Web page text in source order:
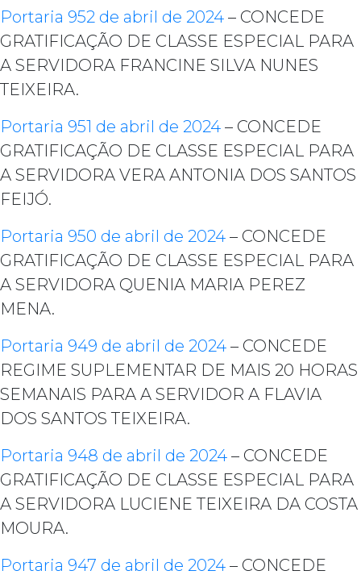
Portaria 952 de abril de 2024 – CONCEDE
GRATIFICAÇÃO DE CLASSE ESPECIAL PARA
A SERVIDORA FRANCINE SILVA NUNES
TEIXEIRA.
Portaria 951 de abril de 2024 – CONCEDE
GRATIFICAÇÃO DE CLASSE ESPECIAL PARA
A SERVIDORA VERA ANTONIA DOS SANTOS
FEIJÓ.
Portaria 950 de abril de 2024 – CONCEDE
GRATIFICAÇÃO DE CLASSE ESPECIAL PARA
A SERVIDORA QUENIA MARIA PEREZ
MENA.
Portaria 949 de abril de 2024 – CONCEDE
REGIME SUPLEMENTAR DE MAIS 20 HORAS
SEMANAIS PARA A SERVIDOR A FLAVIA
DOS SANTOS TEIXEIRA.
Portaria 948 de abril de 2024 – CONCEDE
GRATIFICAÇÃO DE CLASSE ESPECIAL PARA
A SERVIDORA LUCIENE TEIXEIRA DA COSTA
MOURA.
Portaria 947 de abril de 2024 – CONCEDE